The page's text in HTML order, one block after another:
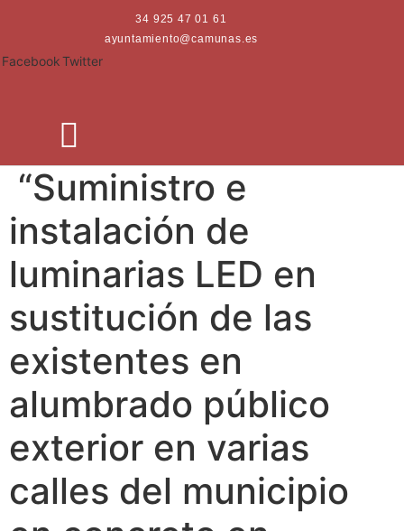
contenido
34 925 47 01 61
ayuntamiento@camunas.es
FacebookTwitter
“Suministro e
instalación de
luminarias LED en
sustitución de las
existentes en
alumbrado público
exterior en varias
calles del municipio